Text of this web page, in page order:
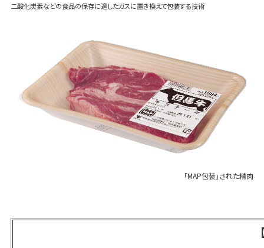
「MAP包装」された精肉
二酸化炭素などの食品の保存に適したガスに置き換えて包装する技術